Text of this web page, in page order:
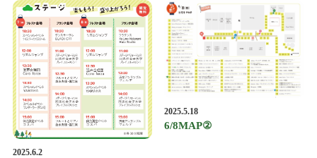
2025.6.2
2025.5.18
6/8MAP②